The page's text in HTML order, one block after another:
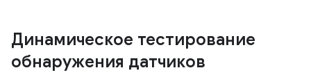
Динамическое тестирование
обнаружения датчиков